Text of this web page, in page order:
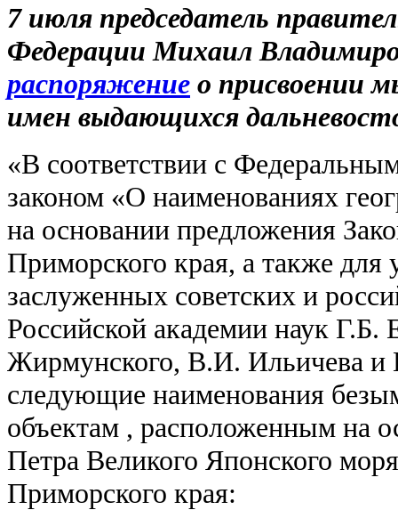
7 июля председатель
Федерации Михаил
распоряжение о присвоении
имен выдающихся
«В соответствии с
законом «О наименованиях
на основании предложения
Приморского края, а также для
заслуженных советских и
Российской академии наук Г.Б.
Жирмунского, В.И. Ильичева и
следующие наименования
объектам , расположенным на
Петра Великого Японского
Приморского края: